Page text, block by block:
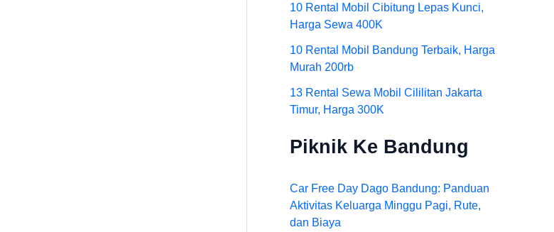
10 Rental Mobil Cibitung Lepas Kunci,
Harga Sewa 400K
10 Rental Mobil Bandung Terbaik, Harga
Murah 200rb
13 Rental Sewa Mobil Cililitan Jakarta
Timur, Harga 300K
Piknik Ke Bandung
Car Free Day Dago Bandung: Panduan
Aktivitas Keluarga Minggu Pagi, Rute,
dan Biaya